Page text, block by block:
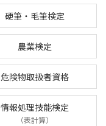
硬筆・毛筆検定
農業検定
危険物取扱者資格
情報処理技能検定
（表計算）